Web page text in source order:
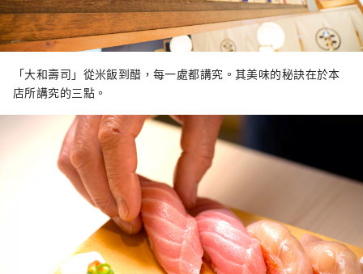
「大和壽司」從米飯到醋，每一處都講究。其美味的秘訣在於本
店所講究的三點。